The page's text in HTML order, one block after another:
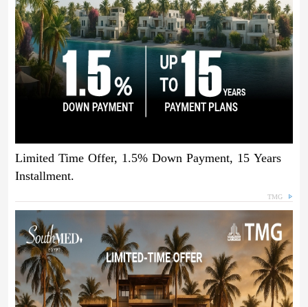
Limited Time Offer, 1.5% Down Payment, 15 Years
Installment.
TMG